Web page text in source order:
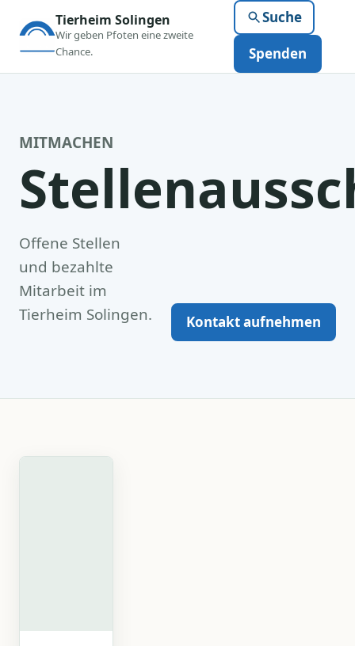
Tierheim Solingen
Wir geben Pfoten eine zweite
Chance.
Suche
Spenden
MITMACHEN
Offene Stellen
und bezahlte
Mitarbeit im
Tierheim Solingen.
Kontakt aufnehmen